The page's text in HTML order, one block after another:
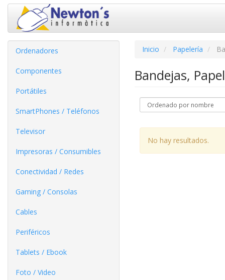
Ordenadores
Componentes
Portátiles
SmartPhones / Teléfonos
Televisor
Impresoras / Consumibles
Conectividad / Redes
Gaming / Consolas
Cables
Periféricos
Tablets / Ebook
Foto / Video
Inicio Papelería
Bandejas,
No hay resultados.